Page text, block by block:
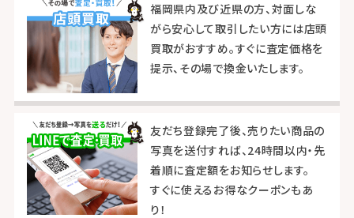
福岡県内及び近県の方、対面しな
がら安心して取引したい方には店頭
買取がおすすめ。すぐに査定価格を
提示、その場で換金いたします。
友だち登録完了後、売りたい商品の
写真を送付すれば、24時間以内・先
着順に査定額をお知らせします。
すぐに使えるお得なクーポンもあ
り！